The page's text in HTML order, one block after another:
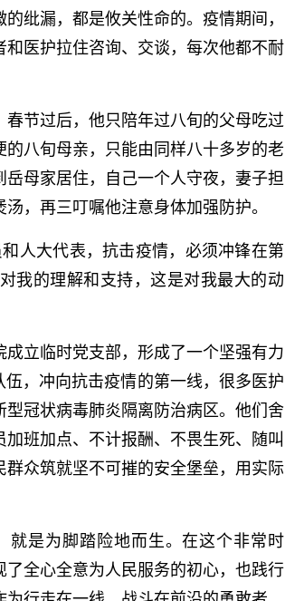
纰漏，都是攸关性命的。疫情期间，
医护拉住咨询、交谈，每次他都不耐
节过后，他只陪年过八旬的父母吃过
八旬母亲，只能由同样八十多岁的老
母家居住，自己一个人守夜，妻子担
，再三叮嘱他注意身体加强防护。
大代表，抗击疫情，必须冲锋在第
我的理解和支持，这是对我最大的动
立临时党支部，形成了一个坚强有力
，冲向抗击疫情的第一线，很多医护
冠状病毒肺炎隔离防治病区。他们舍
班加点、不计报酬、不畏生死、随叫
众筑就坚不可摧的安全堡垒，用实际
是为脚踏险地而生。在这个非常时
全心全意为人民服务的初心，也践行